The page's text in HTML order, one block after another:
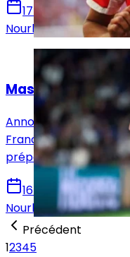
17 juillet 2026
Nourhane Haroui
Actualités
Mastantuono
Annoncé sur le
Franco Mastantuono
préparation estivale
16 juillet 2026
Nourhane Haroui
Précédent
12345